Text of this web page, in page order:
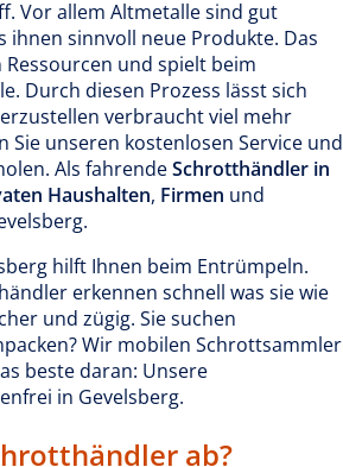
Vor allem Altmetalle sind gut
ihnen sinnvoll neue Produkte. Das
und spielt beim
Durch diesen Prozess lässt sich
verbraucht viel mehr
Sie unseren kostenlosen Service und
Als fahrendeSchrotthändler in
Haushalten, Firmen und
hilft Ihnen beim Entrümpeln.
erkennen schnell was sie wie
und zügig. Sie suchen
Wir mobilen Schrottsammler
beste daran: Unsere
in Gevelsberg.
ab?